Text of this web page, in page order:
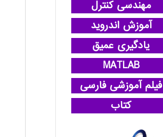
مهندسی کنترل
آموزش اندروید
یادگیری عمیق
MATLAB
فیلم آموزشی فارسی
کتاب